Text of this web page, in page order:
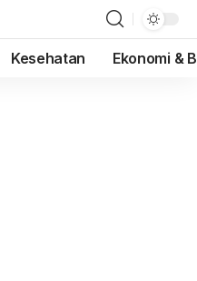
Kesehatan Ekonomi &